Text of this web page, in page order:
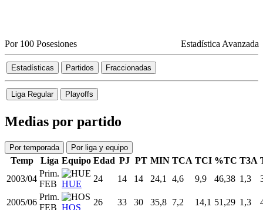
Por 100 Posesiones Estadística Avanzada
Estadísticas Partidos Fraccionadas
Liga Regular Playoffs
Medias por partido
Por temporada Por liga y equipo
Temp Liga Equipo Edad PJ PT MIN TCA TCI %TC T3A
2003/04
Prim.
FEB HUE
24 14 14 24,1 4,6 9,9 46,38 1,3
2005/06
Prim.
FEB HOS
26 33 30 35,8 7,2 14,1 51,29 1,3